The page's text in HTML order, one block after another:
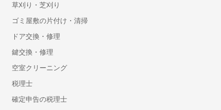
鍵・防犯対策
鍵交換・修理
鍵開け・鍵屋
盗聴器・盗撮器の調査・発見
行政書士
車庫証明に強い行政書士
遺産相続手続き代行に強い行政書士
草刈り・芝刈り
ゴミ屋敷の片付け・清掃
ドア交換・修理
鍵交換・修理
空室クリーニング
税理士
確定申告の税理士